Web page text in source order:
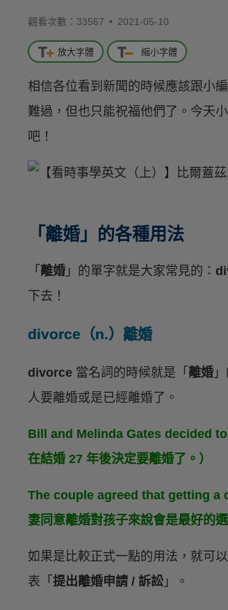
觀看次數：33567 • 2021-05-10
放大字體 縮小字體
相信各位看到新聞的時候應該跟小
難過，但也只能祝福他們了。今天
吧！
「離婚」的各種用法
「 離婚 」的單字就是大家常見的：
下去！
divorce（n.）離婚
divorce 當名詞的時候就是「 離婚
人要離婚或是已經離婚了。
Bill and Melinda Gates decided
在結婚 27 年後決定要離婚了。）
The couple agreed that getting
妻同意離婚對孩子來說會是最好的選
如果是比較正式一點的用法，就可
表「 提出離婚申請 / 訴訟 」。